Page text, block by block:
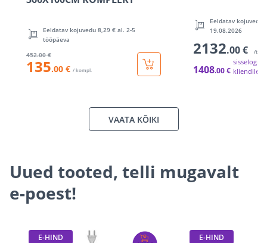
Eeldatav kojuvedu 8,29 € al. 2-5
tööpäeva
452.00 €
135.00 € / kompl.
Eeldatav kojuvedu
19.08.2026
2132.00 € /tk
1408.00 € kliendile
VAATA KÕIKI
Uued tooted, telli mugavalt
e-poest!
E-HIND E-HIND